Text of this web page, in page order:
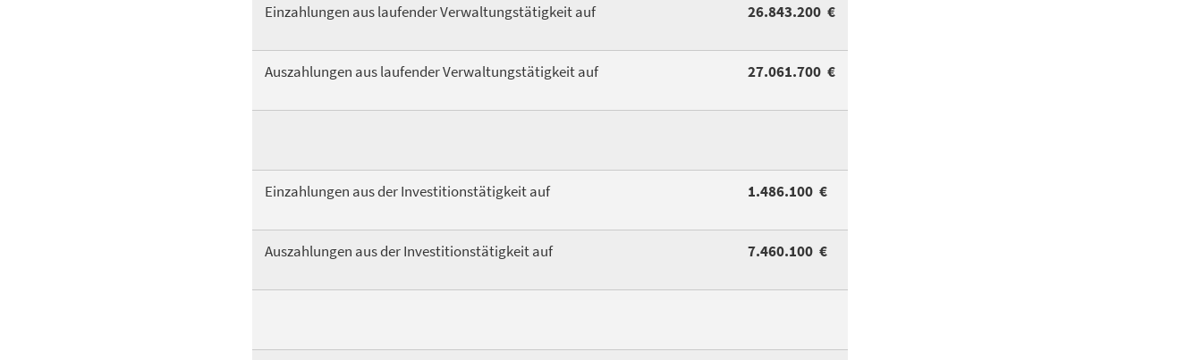
Einzahlungen aus laufender Verwaltungstätigkeit auf 26.843.200 €
Auszahlungen aus laufender Verwaltungstätigkeit auf 27.061.700 €
Einzahlungen aus der Investitionstätigkeit auf 1.486.100 €
Auszahlungen aus der Investitionstätigkeit auf 7.460.100 €